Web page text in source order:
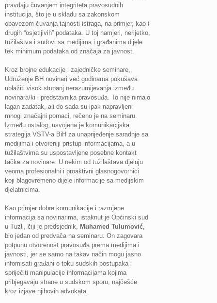
pravdaju čuvanjem integriteta pravosudnih
institucija, što je u skladu sa zakonskom
obavezom čuvanja tajnosti istraga, na primjer, kao i
drugih “osjetljivih” podataka. U toj namjeri, nerijetko,
tužilaštva i sudovi sa medijima i građanima dijele
tek minimum podataka od značaja za javnost.
Kroz brojne edukacije i zajedničke seminare,
Udruženje BH novinari već godinama pokušava
ublažiti visok stupanj nerazumijevanja između
novinara/ki i predstavnika pravosuđa. To nije nimalo
lagan zadatak, ali do sada su ipak napravljeni
mnogi značajni pomaci, rečeno je na seminaru.
Između ostalog, usvojena je komunikacijska
strategija VSTV-a BiH za unaprijeđenje saradnje sa
medijima i otvoreniji pristup informacijama, a u
tužilaštvima su uspostavljene posebne kontakt
tačke za novinare. U nekim od tužilaštava djeluju
veoma profesionalni i proaktivni glasnogovornici
koji blagovremeno dijele informacije sa medijskim
djelatnicima.
Kao primjer dobre komunikacije i razmjene
informacija sa novinarima, istaknut je Općinski sud
u Tuzli, čiji je predsjednik, Muhamed Tulumović,
bio jedan od predvača na seminaru. On zagovara
potpunu otvorenost pravosuđa prema medijima i
javnosti, jer se samo na takav način mogu jasno
infomisati građani o toku sudskih postupaka i
spriječiti manipulacije informacijama kojima
pribjegavaju strane u sudskom sporu, najčešće
kroz izjave njihovih advokata.